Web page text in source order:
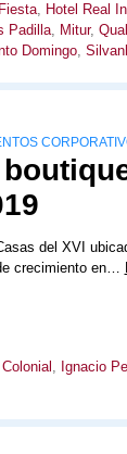
, Hotel Real
Padilla, Mitur,
Domingo,
del XVI
crecimiento en…
, Ignacio